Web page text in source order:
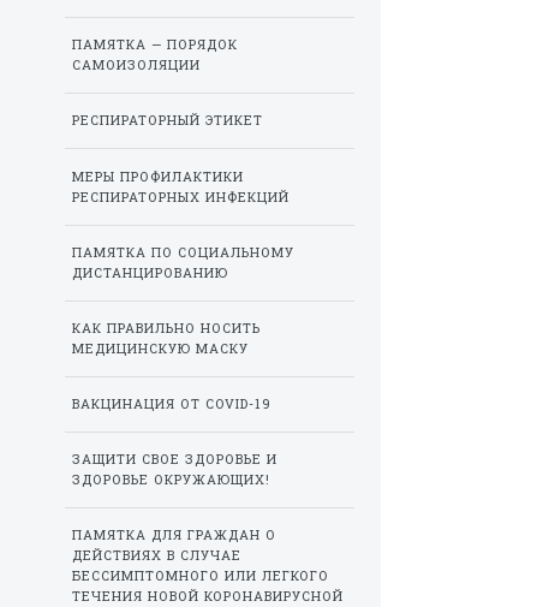
ПАМЯТКА — ПОРЯДОК
САМОИЗОЛЯЦИИ
РЕСПИРАТОРНЫЙ ЭТИКЕТ
МЕРЫ ПРОФИЛАКТИКИ
РЕСПИРАТОРНЫХ ИНФЕКЦИЙ
ПАМЯТКА ПО СОЦИАЛЬНОМУ
ДИСТАНЦИРОВАНИЮ
КАК ПРАВИЛЬНО НОСИТЬ
МЕДИЦИНСКУЮ МАСКУ
ВАКЦИНАЦИЯ ОТ COVID-19
ЗАЩИТИ СВОЕ ЗДОРОВЬЕ И
ЗДОРОВЬЕ ОКРУЖАЮЩИХ!
ПАМЯТКА ДЛЯ ГРАЖДАН О
ДЕЙСТВИЯХ В СЛУЧАЕ
БЕССИМПТОМНОГО ИЛИ ЛЕГКОГО
ТЕЧЕНИЯ НОВОЙ КОРОНАВИРУСНОЙ